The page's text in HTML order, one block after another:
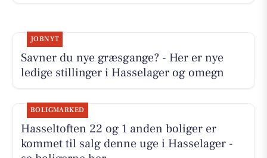
JOBNYT
Savner du nye græsgange? - Her er nye
ledige stillinger i Hasselager og omegn
BOLIGMARKED
Hasseltoften 22 og 1 anden boliger er
kommet til salg denne uge i Hasselager -